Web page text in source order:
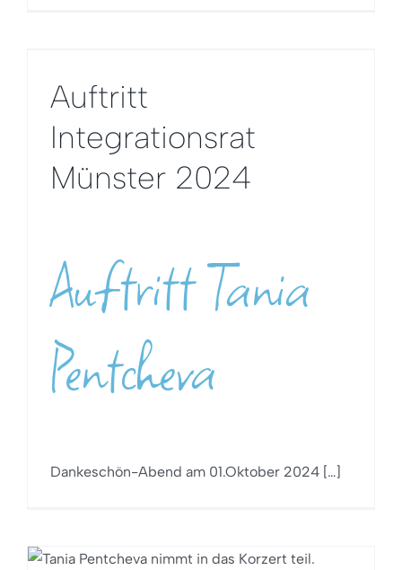
Auftritt
Integrationsrat
Münster 2024
Auftritt Tania
Pentcheva
Dankeschön-Abend am 01.Oktober 2024 […]